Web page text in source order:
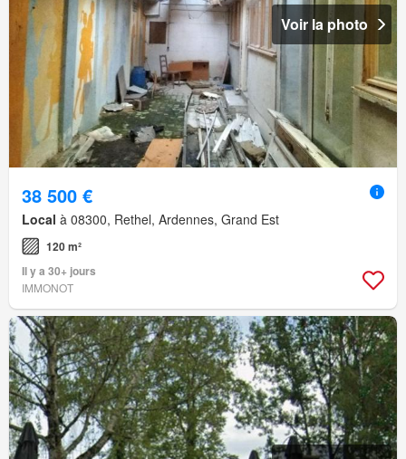
Voir la photo
38 500 €
Local à 08300, Rethel, Ardennes, Grand Est
120 m²
Il y a 30+ jours
IMMONOT